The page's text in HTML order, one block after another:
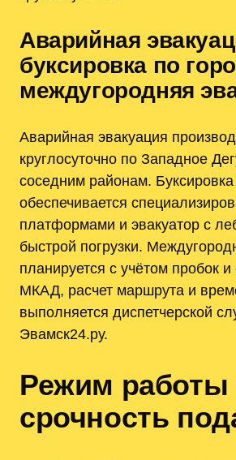
Аварийная
буксировка по
междугородняя
Аварийная эвакуация
круглосуточно по Западное
соседним районам.
обеспечивается
платформами и эвакуатор с
быстрой погрузки.
планируется с учётом пробок и
МКАД, расчет маршрута и
выполняется диспетчерской
Эвамск24.ру.
Режим работы
срочность